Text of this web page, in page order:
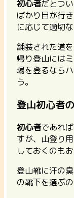
初心者だとつ
ばかり目が行
に応じて適切
舗装された道
帰り登山には
場を登るなら
う。
登山初心者
初心者であれ
すが、山登り
しておくのも
登山靴に汗の
の靴下を選ぶ